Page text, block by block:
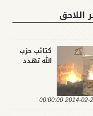
اللاحق
كتائب حزب
الله تهدد
وقواعدكم
2014-02-23